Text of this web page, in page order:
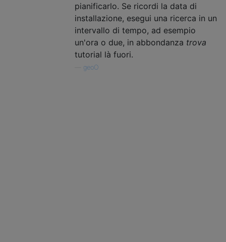
pianificarlo. Se ricordi la data di
installazione, esegui una ricerca in un
intervallo di tempo, ad esempio
un'ora o due, in abbondanza trova
tutorial là fuori.
geoO